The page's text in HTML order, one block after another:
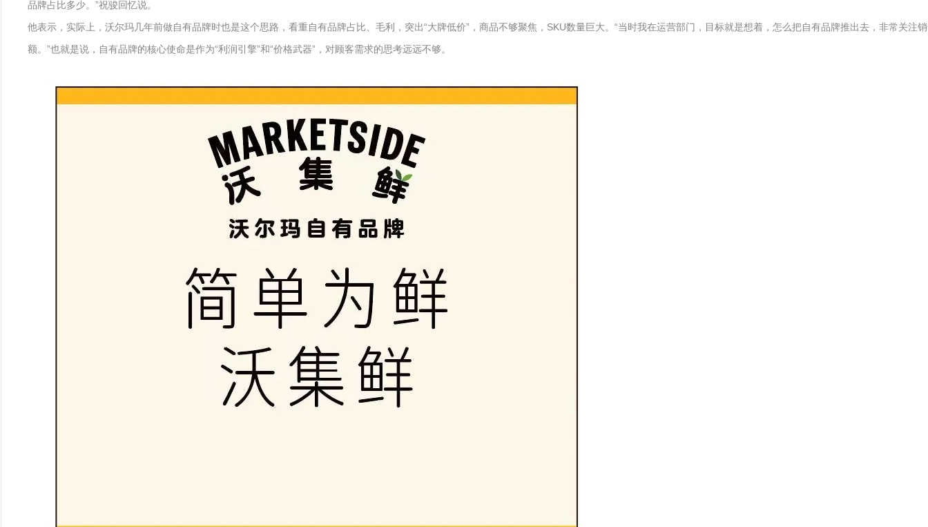
品牌占比多少。”祝骏回忆说。
他表示，实际上，沃尔玛几年前做自有品牌时也是这个思路，看重自有品牌占比、毛利，突出“大牌低价”，商品不够聚焦，SKU数量巨大。“当时我在运营部门，目标就是想着，怎么把自有品牌推出去，非常关注
额。”也就是说，自有品牌的核心使命是作为“利润引擎”和“价格武器”，对顾客需求的思考远远不够。